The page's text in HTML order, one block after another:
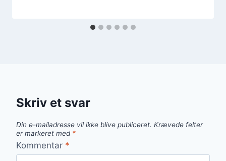
Skriv et svar
Din e-mailadresse vil ikke blive publiceret. Krævede felter
er markeret med *
Kommentar *